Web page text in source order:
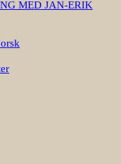
MED JAN-ERIK